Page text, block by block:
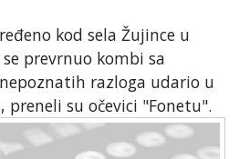
kod sela Žujince u
prevrnuo kombi sa
razloga udario u
su očevici "Fonetu".